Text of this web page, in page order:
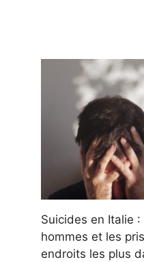
Suicides en Italie
hommes et les
endroits les plus